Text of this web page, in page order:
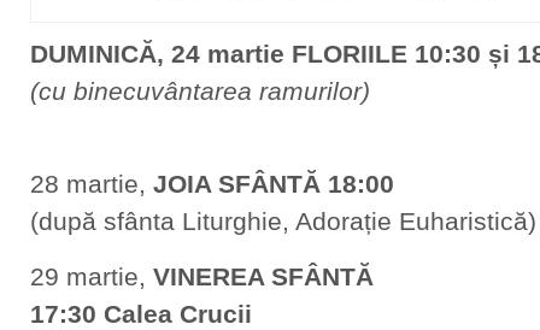
DUMINICĂ, 24 martie FLORIILE 10:30 și
(cu binecuvântarea ramurilor)
28 martie, JOIA SFÂNTĂ 18:00
(după sfânta Liturghie, Adorație Euharistică)
29 martie, VINEREA SFÂNTĂ
17:30 Calea Crucii